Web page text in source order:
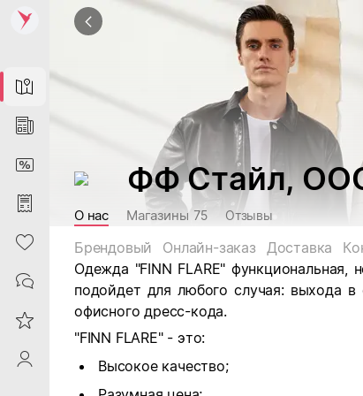
Map
News
DiscountCard
Purchases
Heart
Contacts
Reviews
ProfileSaby
ФФ Стайл,
О нас Магазины 75 Отзывы
Брендовый Онлайн-заказ Доставка
Одежда "FINN FLARE" функциональная,
подойдет для любого случая: выхода
офисного дресс-кода.
"FINN FLARE" - это:
Высокое качество;